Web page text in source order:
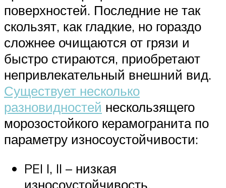
поверхностей. Последние не так
скользят, как гладкие, но гораздо
сложнее очищаются от грязи и
быстро стираются, приобретают
непривлекательный внешний вид.
Существует несколько
разновидностей нескользящего
морозостойкого керамогранита по
параметру износоустойчивости:
PEI I, II – низкая
износоустойчивость,